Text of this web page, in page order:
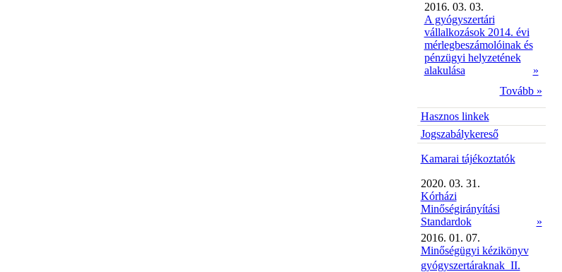
2016. 03. 03.
A gyógyszertári
vállalkozások 2014. évi
mérlegbeszámolóinak és
pénzügyi helyzetének
alakulása
»
Tovább »
Hasznos linkek
Jogszabálykereső
Kamarai tájékoztatók
2020. 03. 31.
Kórházi
Minőségirányítási
Standardok
»
2016. 01. 07.
Minőségügyi kézikönyv
gyógyszertáraknak  II.